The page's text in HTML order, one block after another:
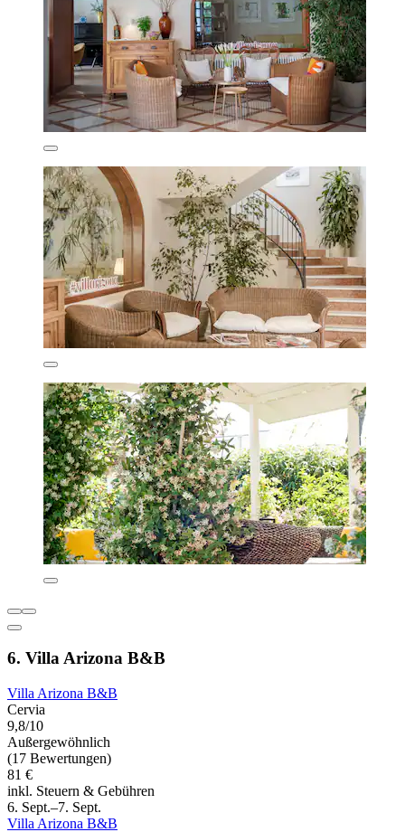
6. Villa Arizona B&B
Villa Arizona B&B
Cervia
9,8/10
Außergewöhnlich
(17 Bewertungen)
81 €
inkl. Steuern & Gebühren
6. Sept.–7. Sept.
Villa Arizona B&B